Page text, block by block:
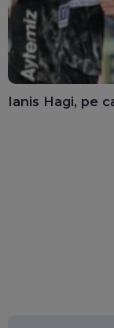
Ianis Hagi, pe